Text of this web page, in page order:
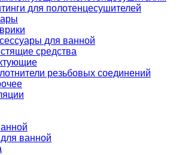
для полотенцесушителей
для ванной
средства
резьбовых соединений
ванной